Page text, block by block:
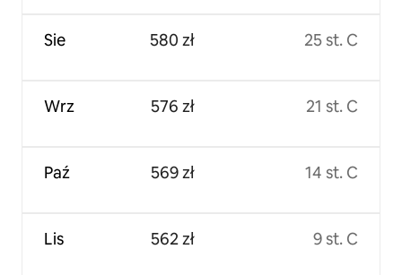
Sie
Wrz
Paź
Lis
580 zł
576 zł
569 zł
562 zł
25 st. C
21 st. C
14 st. C
9 st. C